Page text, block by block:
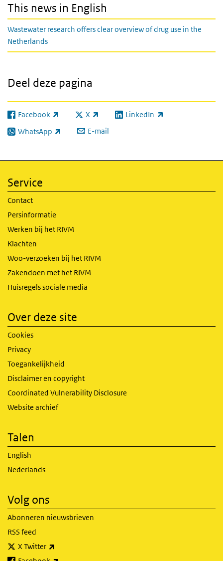
This news in English
Wastewater research offers clear overview of drug use in the
Netherlands
Deel deze pagina
Facebook
(externe link) X
(externe link) LinkedIn
(externe link)
WhatsApp
(externe link) E-mail
Service
Contact
Persinformatie
Werken bij het RIVM
Klachten
Woo-verzoeken bij het RIVM
Zakendoen met het RIVM
Huisregels sociale media
Over deze site
Cookies
Privacy
Toegankelijkheid
Disclaimer en copyright
Coordinated Vulnerability Disclosure
Website archief
Talen
English
Nederlands
Volg ons
Abonneren nieuwsbrieven
RSS feed
X Twitter